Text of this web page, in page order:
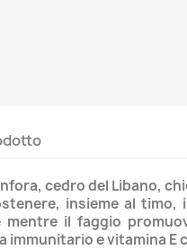
cedro del Libano,
insieme al
il faggio
immunitario e vitamina